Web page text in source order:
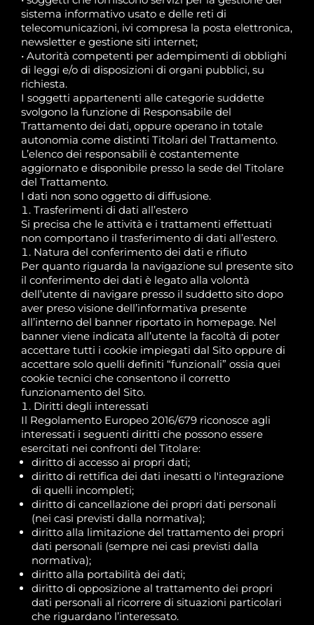
sistema informativo usato e delle reti di
telecomunicazioni, ivi compresa la posta elettronica,
newsletter e gestione siti internet;
• Autorità competenti per adempimenti di obblighi
di leggi e/o di disposizioni di organi pubblici, su
richiesta.
I soggetti appartenenti alle categorie suddette
svolgono la funzione di Responsabile del
Trattamento dei dati, oppure operano in totale
autonomia come distinti Titolari del Trattamento.
L’elenco dei responsabili è costantemente
aggiornato e disponibile presso la sede del Titolare
del Trattamento.
I dati non sono oggetto di diffusione.
Trasferimenti di dati all’estero
Si precisa che le attività e i trattamenti effettuati
non comportano il trasferimento di dati all’estero.
Natura del conferimento dei dati e rifiuto
Per quanto riguarda la navigazione sul presente sito
il conferimento dei dati è legato alla volontà
dell’utente di navigare presso il suddetto sito dopo
aver preso visione dell’informativa presente
all’interno del banner riportato in homepage. Nel
banner viene indicata all’utente la facoltà di poter
accettare tutti i cookie impiegati dal Sito oppure di
accettare solo quelli definiti “funzionali” ossia quei
cookie tecnici che consentono il corretto
funzionamento del Sito.
Diritti degli interessati
Il Regolamento Europeo 2016/679 riconosce agli
interessati i seguenti diritti che possono essere
esercitati nei confronti del Titolare:
diritto di accesso ai propri dati;
diritto di rettifica dei dati inesatti o l'integrazione
di quelli incompleti;
diritto di cancellazione dei propri dati personali
(nei casi previsti dalla normativa);
diritto alla limitazione del trattamento dei propri
dati personali (sempre nei casi previsti dalla
normativa);
diritto alla portabilità dei dati;
diritto di opposizione al trattamento dei propri
dati personali al ricorrere di situazioni particolari
che riguardano l’interessato.